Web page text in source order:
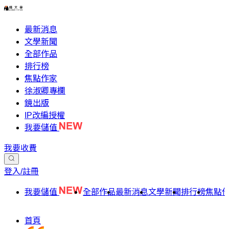
最新消息
文學新聞
全部作品
排行榜
焦點作家
徐淑卿專欄
鏡出版
IP改編授權
我要儲值
我要收費
登入/註冊
我要儲值 全部作品最新消息文學新聞排行榜焦點
首頁